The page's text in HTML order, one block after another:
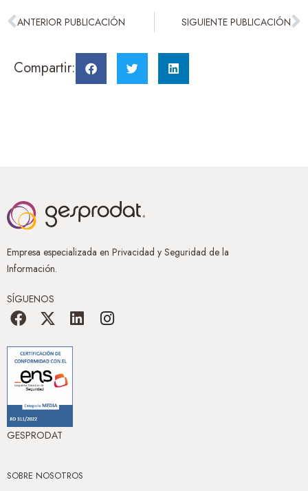
ANTERIOR PUBLICACIÓN SIGUIENTE PUBLICACIÓN
Compartir:
Empresa especializada en Privacidad y Seguridad de la
Información.
SÍGUENOS
GESPRODAT
SOBRE NOSOTROS